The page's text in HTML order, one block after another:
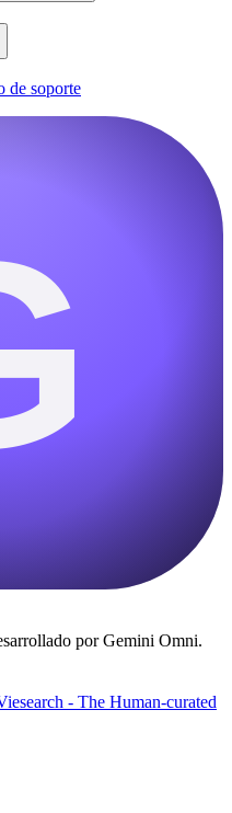
de soporte
por Gemini Omni.
- The Human-curated